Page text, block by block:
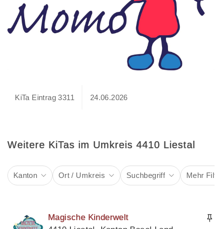
KiTa Eintrag 3311 24.06.2026
Weitere KiTas im Umkreis 4410 Liestal
Kanton Ort / Umkreis Suchbegriff Mehr
Magische Kinderwelt